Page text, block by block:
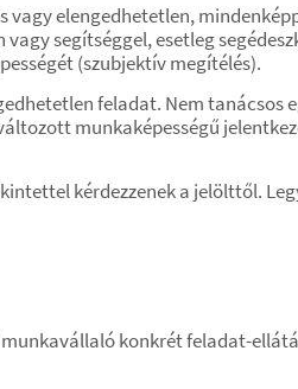
elengedhetetlen,
segítséggel, esetleg
(szubjektív megítélés).
feladat. Nem tanácsos
munkaképességű
kérdezzenek a jelölttől.
konkrét feladat-